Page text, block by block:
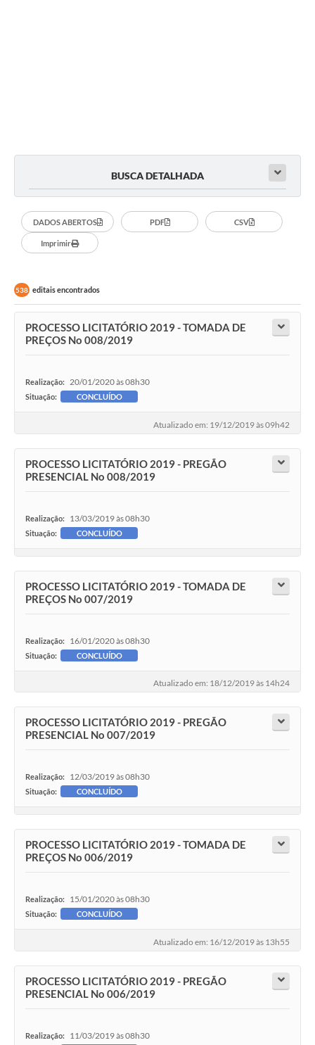
BUSCA DETALHADA
DADOS ABERTOS PDF CSV
Imprimir
538 editais encontrados
PROCESSO LICITATÓRIO 2019 - TOMADA DE
PREÇOS No 008/2019
Realização: 20/01/2020 às 08h30
Situação: CONCLUÍDO
Atualizado em: 19/12/2019 às 09h42
PROCESSO LICITATÓRIO 2019 - PREGÃO
PRESENCIAL No 008/2019
Realização: 13/03/2019 às 08h30
Situação: CONCLUÍDO
PROCESSO LICITATÓRIO 2019 - TOMADA DE
PREÇOS No 007/2019
Realização: 16/01/2020 às 08h30
Situação: CONCLUÍDO
Atualizado em: 18/12/2019 às 14h24
PROCESSO LICITATÓRIO 2019 - PREGÃO
PRESENCIAL No 007/2019
Realização: 12/03/2019 às 08h30
Situação: CONCLUÍDO
PROCESSO LICITATÓRIO 2019 - TOMADA DE
PREÇOS No 006/2019
Realização: 15/01/2020 às 08h30
Situação: CONCLUÍDO
Atualizado em: 16/12/2019 às 13h55
PROCESSO LICITATÓRIO 2019 - PREGÃO
PRESENCIAL No 006/2019
Realização: 11/03/2019 às 08h30